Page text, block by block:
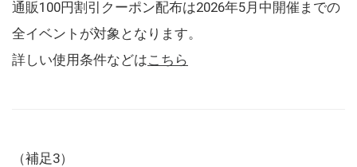
通販100円割引クーポン配布は2026年5月中開催までの
全イベントが対象となります。
詳しい使用条件などはこちら
（補足3）